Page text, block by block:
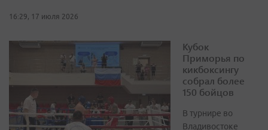
16:29, 17 июля 2026
Кубок
Приморья по
кикбоксингу
собрал более
150 бойцов
В турнире во
Владивостоке